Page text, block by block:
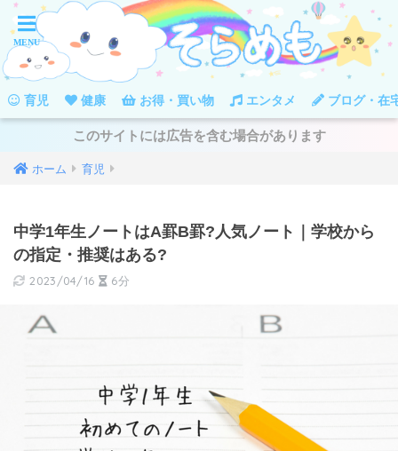
育児 健康 お得・買い物 エンタメ ブログ・在
このサイトには広告を含む場合があります
ホーム 育児
中学1年生ノートはA罫B罫?人気ノート｜学校から
の指定・推奨はある?
2023/04/16 6分